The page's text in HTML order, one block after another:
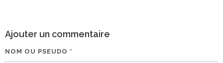
Ajouter un commentaire
NOM OU PSEUDO *